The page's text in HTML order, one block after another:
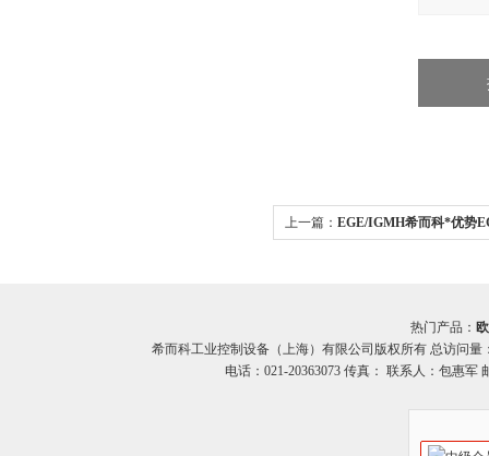
上一篇： EGE/IGMH希而科*优势
热门产品：
希而科工业控制设备（上海）有限公司版权所有 总访问量
电话：021-20363073 传真： 联系人：包惠军